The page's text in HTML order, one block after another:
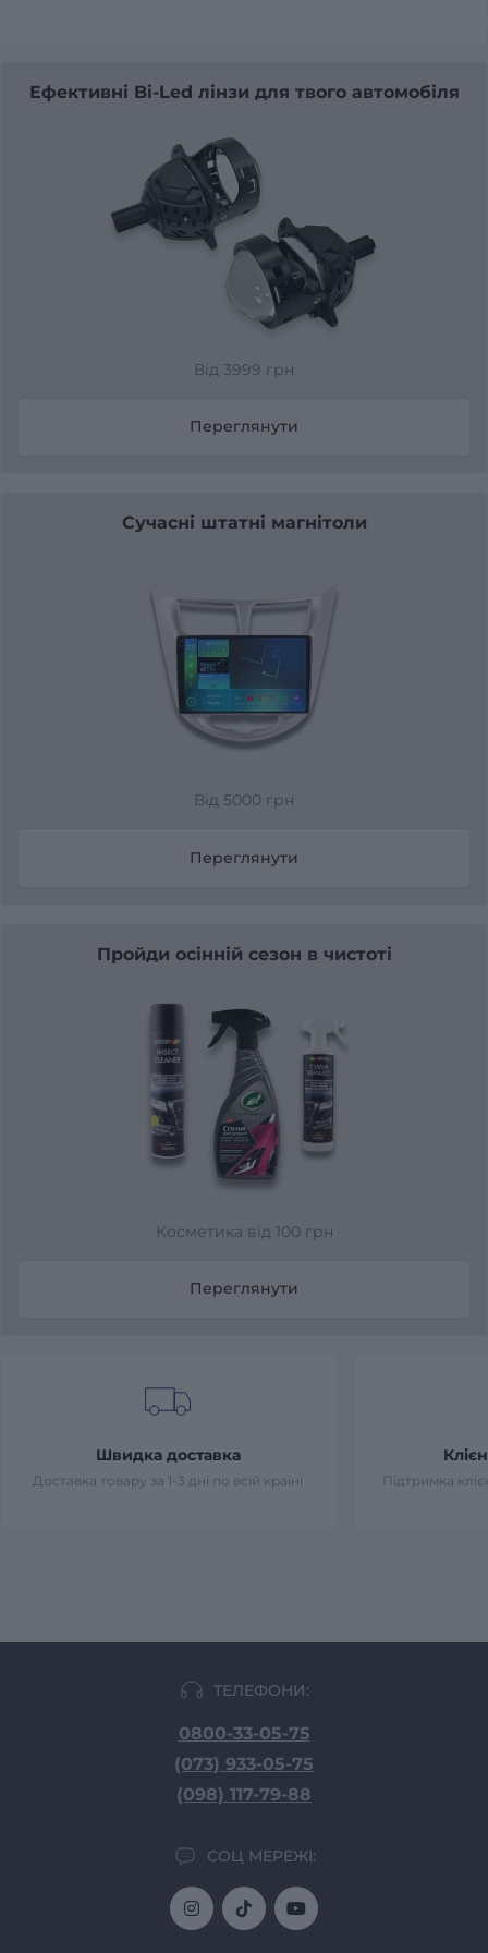
Ефективні Bi-Led лінзи для твого автомобіля
Від 3999 грн
Переглянути
Сучасні штатні магнітоли
Від 5000 грн
Переглянути
Пройди осінній сезон в чистоті
Косметика від 100 грн
Переглянути
Швидка доставка
Доставка товару за 1-3 дні по всій країні Підтримка
ТЕЛЕФОНИ:
0800-33-05-75
(073) 933-05-75
(098) 117-79-88
СОЦ МЕРЕЖІ: